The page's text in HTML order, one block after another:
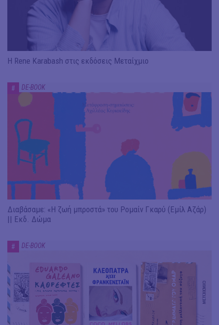
Η Rene Karabash στις εκδόσεις Μεταίχμιο
# DE-BOOK
Διαβάσαμε: «Η ζωή μπροστά» του Ρομαίν Γκαρύ (Εμίλ Αζάρ)
|| Εκδ. Δώμα
# DE-BOOK